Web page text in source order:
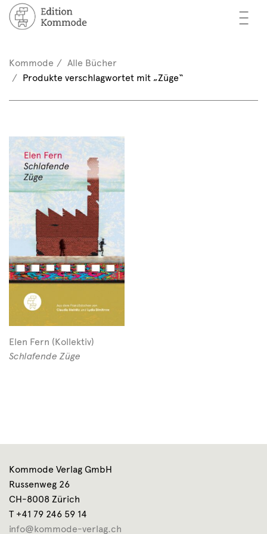
—
—
—
/ Registrieren
(0)
Kommode
Alle Bücher
Produkte verschlagwortet mit „Züge“
Elen Fern (Kollektiv)
Schlafende Züge
Kommode Verlag GmbH
Russenweg 26
CH-8008 Zürich
T +41 79 246 59 14
info@kommode-verlag.ch